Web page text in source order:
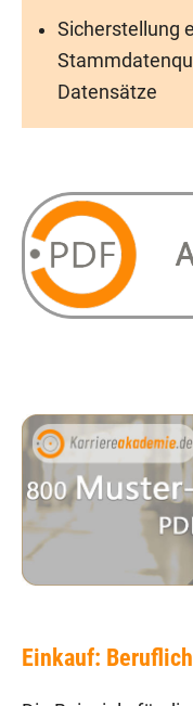
Sicherstellung
Datensätze
Einkauf: